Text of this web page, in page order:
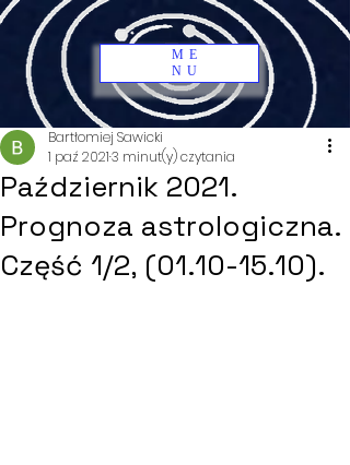
ME
NU
Październik 2021.
Prognoza astrologiczna.
Część 1/2, (01.10-15.10).
Bartłomiej Sawicki
1 paź 20213 minut(y) czytania